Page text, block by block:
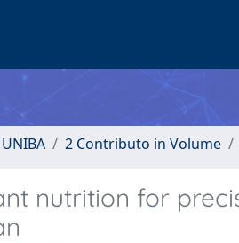
2 Contributo in Volume
nutrition for